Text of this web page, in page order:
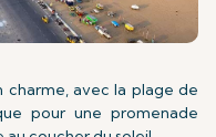
charme, avec la plage de
pour une promenade